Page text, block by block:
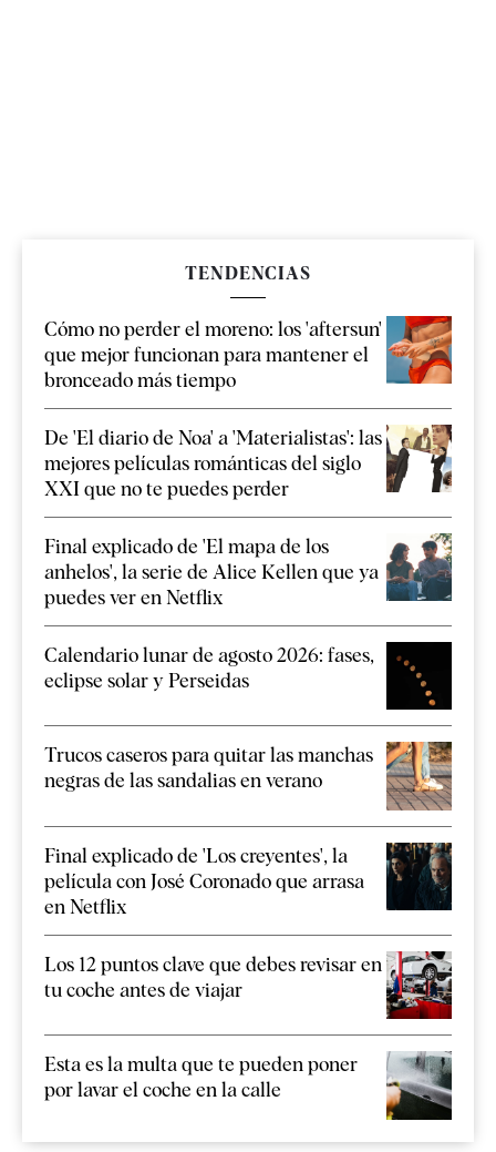
TENDENCIAS
Cómo no perder el moreno: los 'aftersun'
que mejor funcionan para mantener el
bronceado más tiempo
De 'El diario de Noa' a 'Materialistas': las
mejores películas románticas del siglo
XXI que no te puedes perder
Final explicado de 'El mapa de los
anhelos', la serie de Alice Kellen que ya
puedes ver en Netflix
Calendario lunar de agosto 2026: fases,
eclipse solar y Perseidas
Trucos caseros para quitar las manchas
negras de las sandalias en verano
Final explicado de 'Los creyentes', la
película con José Coronado que arrasa
en Netflix
Los 12 puntos clave que debes revisar en
tu coche antes de viajar
Esta es la multa que te pueden poner
por lavar el coche en la calle